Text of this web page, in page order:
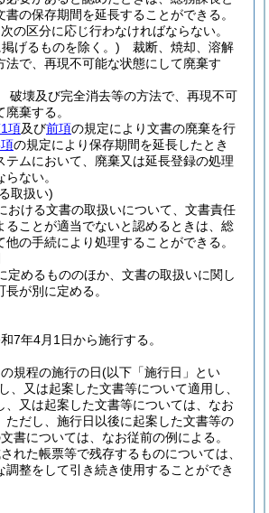
の保存期間を延長することができる。
の区分に応じ行わなければならない。
掲げるものを除く。) 裁断、焼却、溶解
法で、再現不可能な状態にして廃棄す
壊及び完全消去等の方法で、再現不可
棄する。
項及び前項の規定により文書の廃棄を行
の規定により保存期間を延長したとき
テムにおいて、廃棄又は延長登録の処理
ない。
取扱い)
おける文書の取扱いについて、文書責任
ることが適当でないと認めるときは、総
の手続により処理することができる。
定めるもののほか、文書の取扱いに関し
が別に定める。
7年4月1日から施行する。
規程の施行の日(以下「施行日」とい
、又は起案した文書等について適用し、
、又は起案した文書等については、なお
ただし、施行日以後に起案した文書等の
書については、なお従前の例による。
れた帳票等で残存するものについては、
調整をして引き続き使用することができ